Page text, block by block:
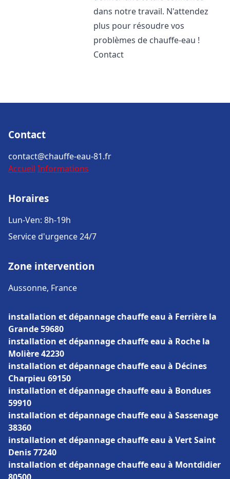
dans notre travail. N'attendez
plus pour résoudre vos
problèmes de chauffe-eau !
Contact
Contact
contact@chauffe-eau-81.fr
Accueil Informations
Horaires
Lun-Ven: 8h-19h
Service d'urgence 24/7
Zone intervention
Aussonne, France
installation et dépannage chauffe eau à Ferrière la
Grande 59680
installation et dépannage chauffe eau à Roche la
Molière 42230
installation et dépannage chauffe eau à Décines
Charpieu 69150
installation et dépannage chauffe eau à Bondues
59910
installation et dépannage chauffe eau à Sassenage
38360
installation et dépannage chauffe eau à Vert Saint
Denis 77240
installation et dépannage chauffe eau à Montdidier